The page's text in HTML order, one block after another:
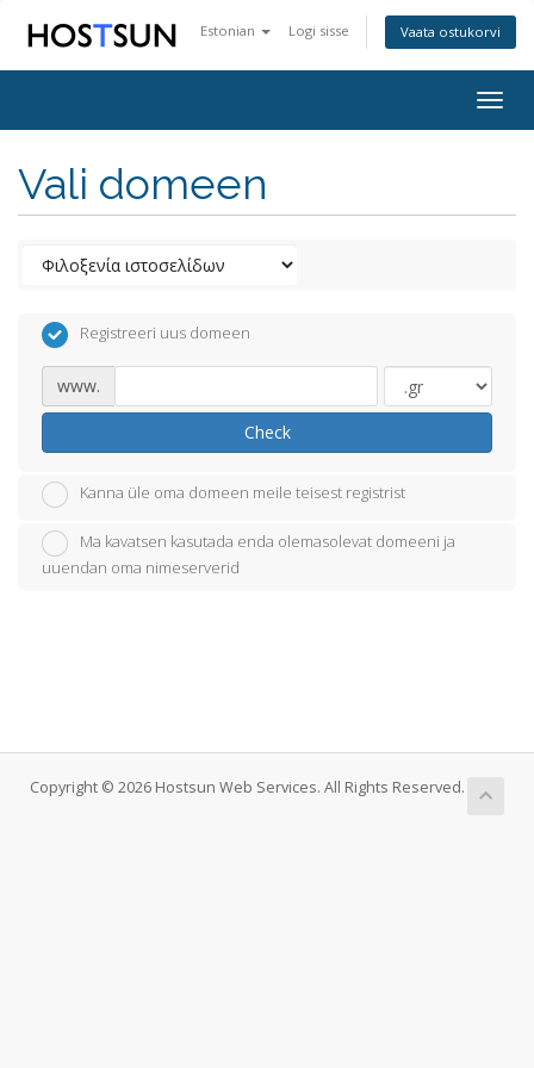
Estonian Logi sisse Vaata ostukorvi
Vali domeen
Registreeri uus domeen
www.
Check
Kanna üle oma domeen meile teisest registrist
Ma kavatsen kasutada enda olemasolevat domeeni ja
uuendan oma nimeserverid
Copyright © 2026 Hostsun Web Services. All Rights Reserved.